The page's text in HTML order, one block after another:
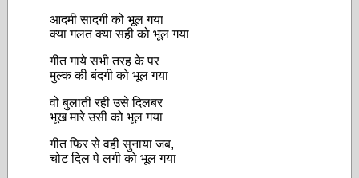
आदमी सादगी को भूल गया
क्या गलत क्या सही को भूल गया
गीत गाये सभी तरह के पर
मुल्क की बंदगी को भूल गया
वो बुलाती रही उसे दिलबर
भूख मारे उसी को भूल गया
गीत फिर से वही सुनाया जब,
चोट दिल पे लगी को भूल गया